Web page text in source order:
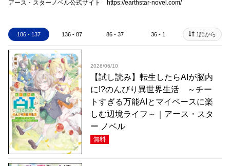
アース・スターノベル公式サイト https://earthstar-novel.com/
186 - 137 136 - 87 86 - 37 36 - 1 1話から
2026/06/10
【試し読み】転生したらAIが脳内
に!?のんびり異世界生活 ～チー
トすぎる万能AIとマイペースに楽
しむ辺境ライフ～｜アース・スタ
ー ノベル
無料